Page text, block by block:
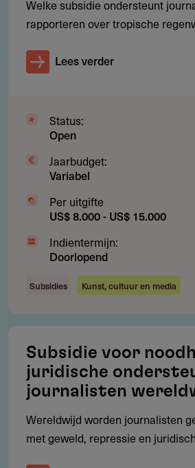
Advies
Zorg voor een volledig en
met duidelijke impactdoelen en
Gebruik de Engelstalige
voor nauwkeurige documentatie.
Aanvragen
Aanvragen verlopen via een
website van het fonds (zie links)
Na een eerste beoordeling volgt een
Invullen van het formulier
Beoordeling op basis van
landgoedkeuring
Programmatic approval door de
Opstellen van een gedetailleerd
Welke subsidie ondersteunt
rapporteren over tropische
Lees verder
Status:
Open
Jaarbudget:
Variabel
Per uitgifte
US$ 8.000 - US$ 15.000
Indientermijn:
Doorlopend
Subsidies Kunst, cultuur en media
Subsidie voor
juridische
journalisten
Wereldwijd worden journalisten
met geweld, repressie en